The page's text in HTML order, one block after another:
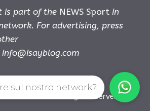
is part of the NEWS Sport in
For advertising, press
info@isayblog.com
© 2026. All right reserverd.
sul nostro network?